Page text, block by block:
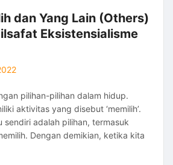
dan Yang Lain (Others)
Eksistensialisme
pilihan-pilihan dalam hidup.
aktivitas yang disebut ‘memilih’.
sendiri adalah pilihan, termasuk
Dengan demikian, ketika kita